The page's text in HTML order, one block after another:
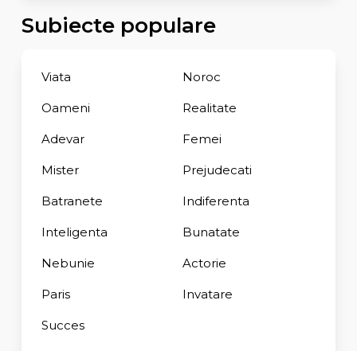
Subiecte populare
Viata Noroc
Oameni Realitate
Adevar Femei
Mister Prejudecati
Batranete Indiferenta
Inteligenta Bunatate
Nebunie Actorie
Paris Invatare
Succes